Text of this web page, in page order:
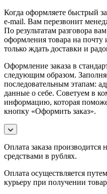
Когда оформляете быстрый
e-mail. Вам перезвонит
По результатам разговора
оформления товара на
только ждать доставки и
Оформление заказа в
следующим образом.
последовательным этапам:
данные о себе. Советуем в
информацию, которая
кнопку «Оформить заказ».
Оплата заказа
средствами в рублях.
Оплата осуществляется
курьеру при получении